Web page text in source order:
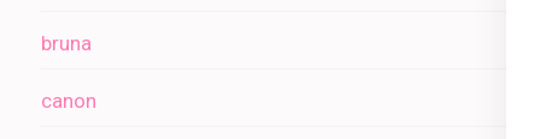
bruna
canon